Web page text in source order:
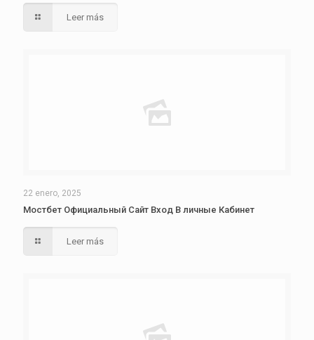
Leer más
22 enero, 2025
Мостбет Официальный Сайт Вход В личные Кабинет
Leer más